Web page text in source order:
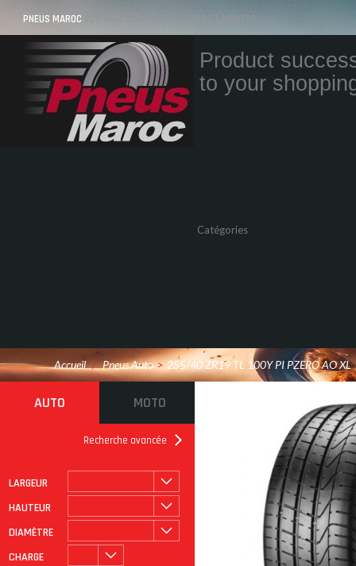
PNEUS MAROC VOS PNEUS AU MAROC LIVRÉS ET MONTÉS
Product
to your
Catégories
Accueil / Pneus Auto > 255/40 ZR19 TL 100Y PI PZERO AO XL
AUTO MOTO
Recherche avancée
LARGEUR
HAUTEUR
DIAMÈTRE
CHARGE
ROULAGE À PLAT